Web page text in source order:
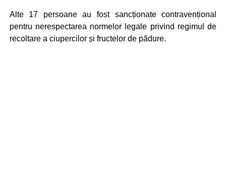
Alte 17 persoane au fost sancționate contravențional
pentru nerespectarea normelor legale privind regimul de
recoltare a ciupercilor și fructelor de pădure.